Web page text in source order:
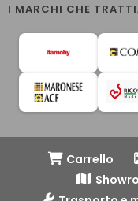
I MARCHI CHE
Carrello